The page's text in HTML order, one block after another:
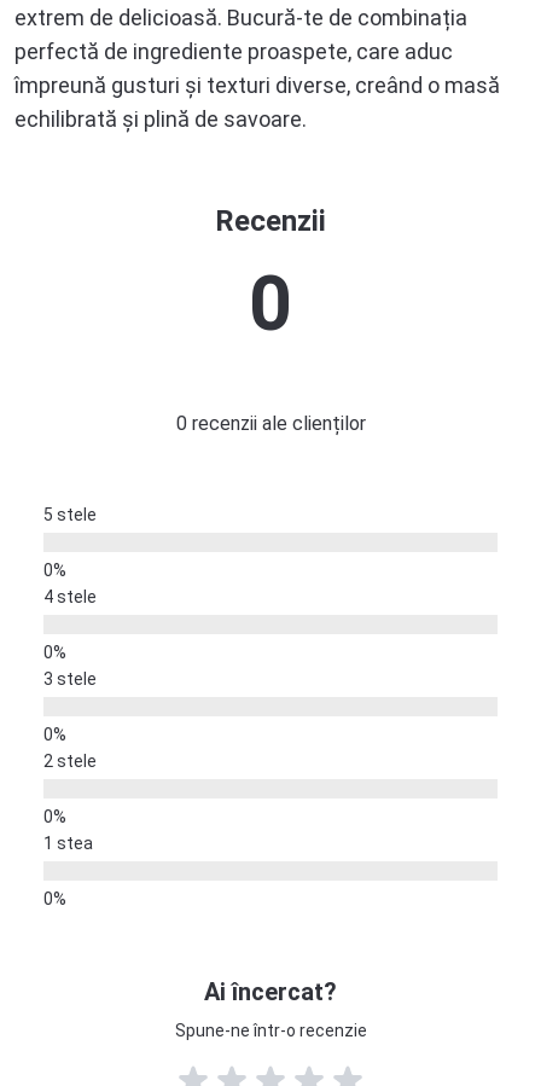
extrem de delicioasă. Bucură-te de combinația
perfectă de ingrediente proaspete, care aduc
împreună gusturi și texturi diverse, creând o masă
echilibrată și plină de savoare.
Recenzii
0
0 recenzii ale clienților
5 stele
4 stele
3 stele
2 stele
1 stea
Ai încercat?
Spune-ne într-o recenzie